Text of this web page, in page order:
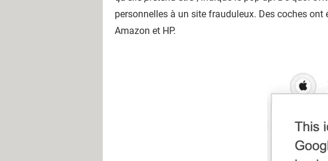
personnelles à un site frauduleux. Des coches ont
Amazon et HP.